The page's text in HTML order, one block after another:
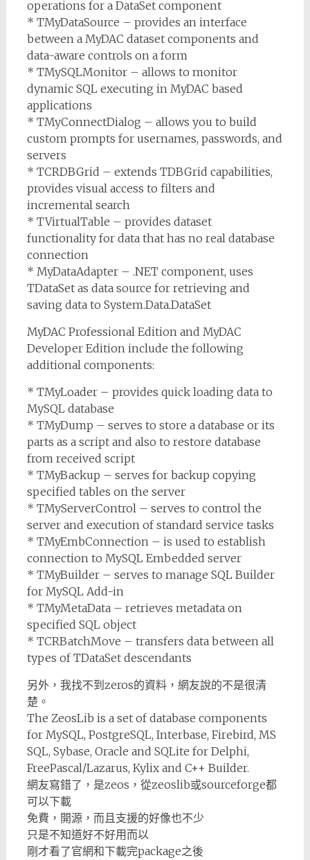
operations for a DataSet component
* TMyDataSource – provides an interface
between a MyDAC dataset components and
data-aware controls on a form
* TMySQLMonitor – allows to monitor
dynamic SQL executing in MyDAC based
applications
* TMyConnectDialog – allows you to build
custom prompts for usernames, passwords, and
servers
* TCRDBGrid – extends TDBGrid capabilities,
provides visual access to filters and
incremental search
* TVirtualTable – provides dataset
functionality for data that has no real database
connection
* MyDataAdapter – .NET component, uses
TDataSet as data source for retrieving and
saving data to System.Data.DataSet
MyDAC Professional Edition and MyDAC
Developer Edition include the following
additional components:
* TMyLoader – provides quick loading data to
MySQL database
* TMyDump – serves to store a database or its
parts as a script and also to restore database
from received script
* TMyBackup – serves for backup copying
specified tables on the server
* TMyServerControl – serves to control the
server and execution of standard service tasks
* TMyEmbConnection – is used to establish
connection to MySQL Embedded server
* TMyBuilder – serves to manage SQL Builder
for MySQL Add-in
* TMyMetaData – retrieves metadata on
specified SQL object
* TCRBatchMove – transfers data between all
types of TDataSet descendants
另外，我找不到zeros的資料，網友說的不是很清
楚。
The ZeosLib is a set of database components
for MySQL, PostgreSQL, Interbase, Firebird, MS
SQL, Sybase, Oracle and SQLite for Delphi,
FreePascal/Lazarus, Kylix and C++ Builder.
網友寫錯了，是zeos，從zeoslib或sourceforge都
可以下載
免費，開源，而且支援的好像也不少
只是不知道好不好用而以
剛才看了官網和下載完package之後